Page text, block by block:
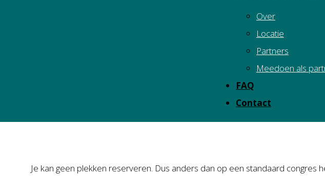
Over
Locatie
Partners
Meedoen als
FAQ
Contact
Je kan geen plekken reserveren. Dus anders dan op een standaard congres